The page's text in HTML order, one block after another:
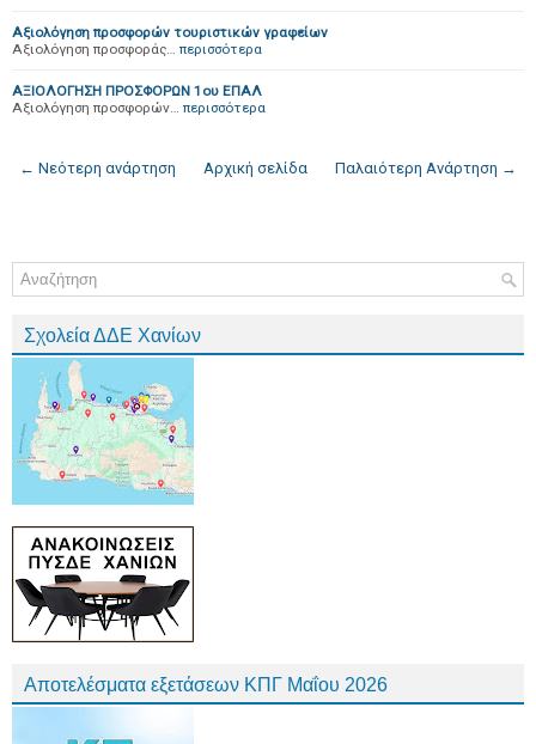
Αξιολόγηση προσφορών τουριστικών γραφείων
Αξιολόγηση προσφοράς… περισσότερα
ΑΞΙΟΛΟΓΗΣΗ ΠΡΟΣΦΟΡΩΝ 1ου ΕΠΑΛ
Αξιολόγηση προσφορών… περισσότερα
← Νεότερη ανάρτηση Παλαιότερη Ανάρτηση →
Αρχική σελίδα
Σχολεία ΔΔΕ Χανίων
Αποτελέσματα εξετάσεων ΚΠΓ Μαΐου 2026